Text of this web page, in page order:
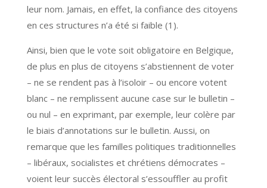
leur nom. Jamais, en effet, la confiance des citoyens
en ces structures n’a été si faible (1).
Ainsi, bien que le vote soit obligatoire en Belgique,
de plus en plus de citoyens s’abstiennent de voter
– ne se rendent pas à l’isoloir – ou encore votent
blanc – ne remplissent aucune case sur le bulletin –
ou nul – en exprimant, par exemple, leur colère par
le biais d’annotations sur le bulletin. Aussi, on
remarque que les familles politiques traditionnelles
– libéraux, socialistes et chrétiens démocrates –
voient leur succès électoral s’essouffler au profit